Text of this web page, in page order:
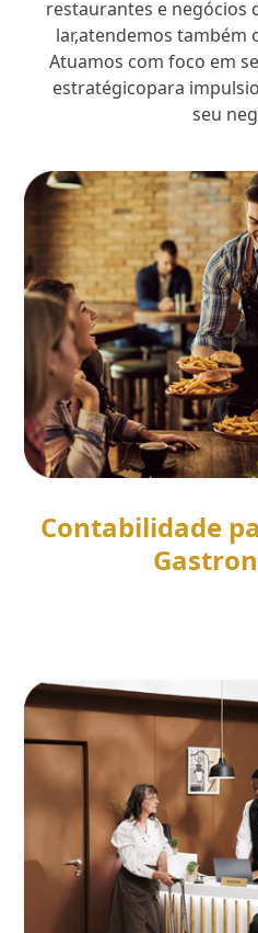
restaurantes e negócios
lar,atendemos também
Atuamos com foco em
estratégicopara
seu
Contabilidade